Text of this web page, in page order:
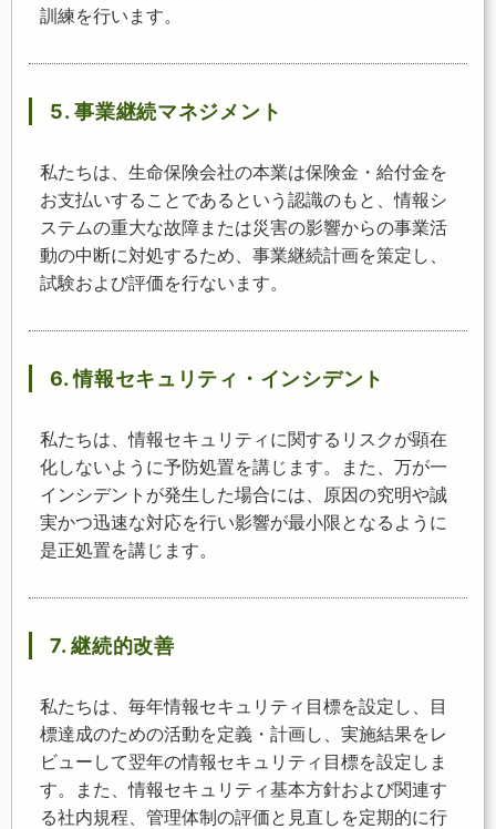
訓練を行います。
5. 事業継続マネジメント
私たちは、生命保険会社の本業は保険金・給付金を
お支払いすることであるという認識のもと、情報シ
ステムの重大な故障または災害の影響からの事業活
動の中断に対処するため、事業継続計画を策定し、
試験および評価を行ないます。
6. 情報セキュリティ・インシデント
私たちは、情報セキュリティに関するリスクが顕在
化しないように予防処置を講じます。また、万が一
インシデントが発生した場合には、原因の究明や誠
実かつ迅速な対応を行い影響が最小限となるように
是正処置を講じます。
7. 継続的改善
私たちは、毎年情報セキュリティ目標を設定し、目
標達成のための活動を定義・計画し、実施結果をレ
ビューして翌年の情報セキュリティ目標を設定しま
す。また、情報セキュリティ基本方針および関連す
る社内規程、管理体制の評価と見直しを定期的に行